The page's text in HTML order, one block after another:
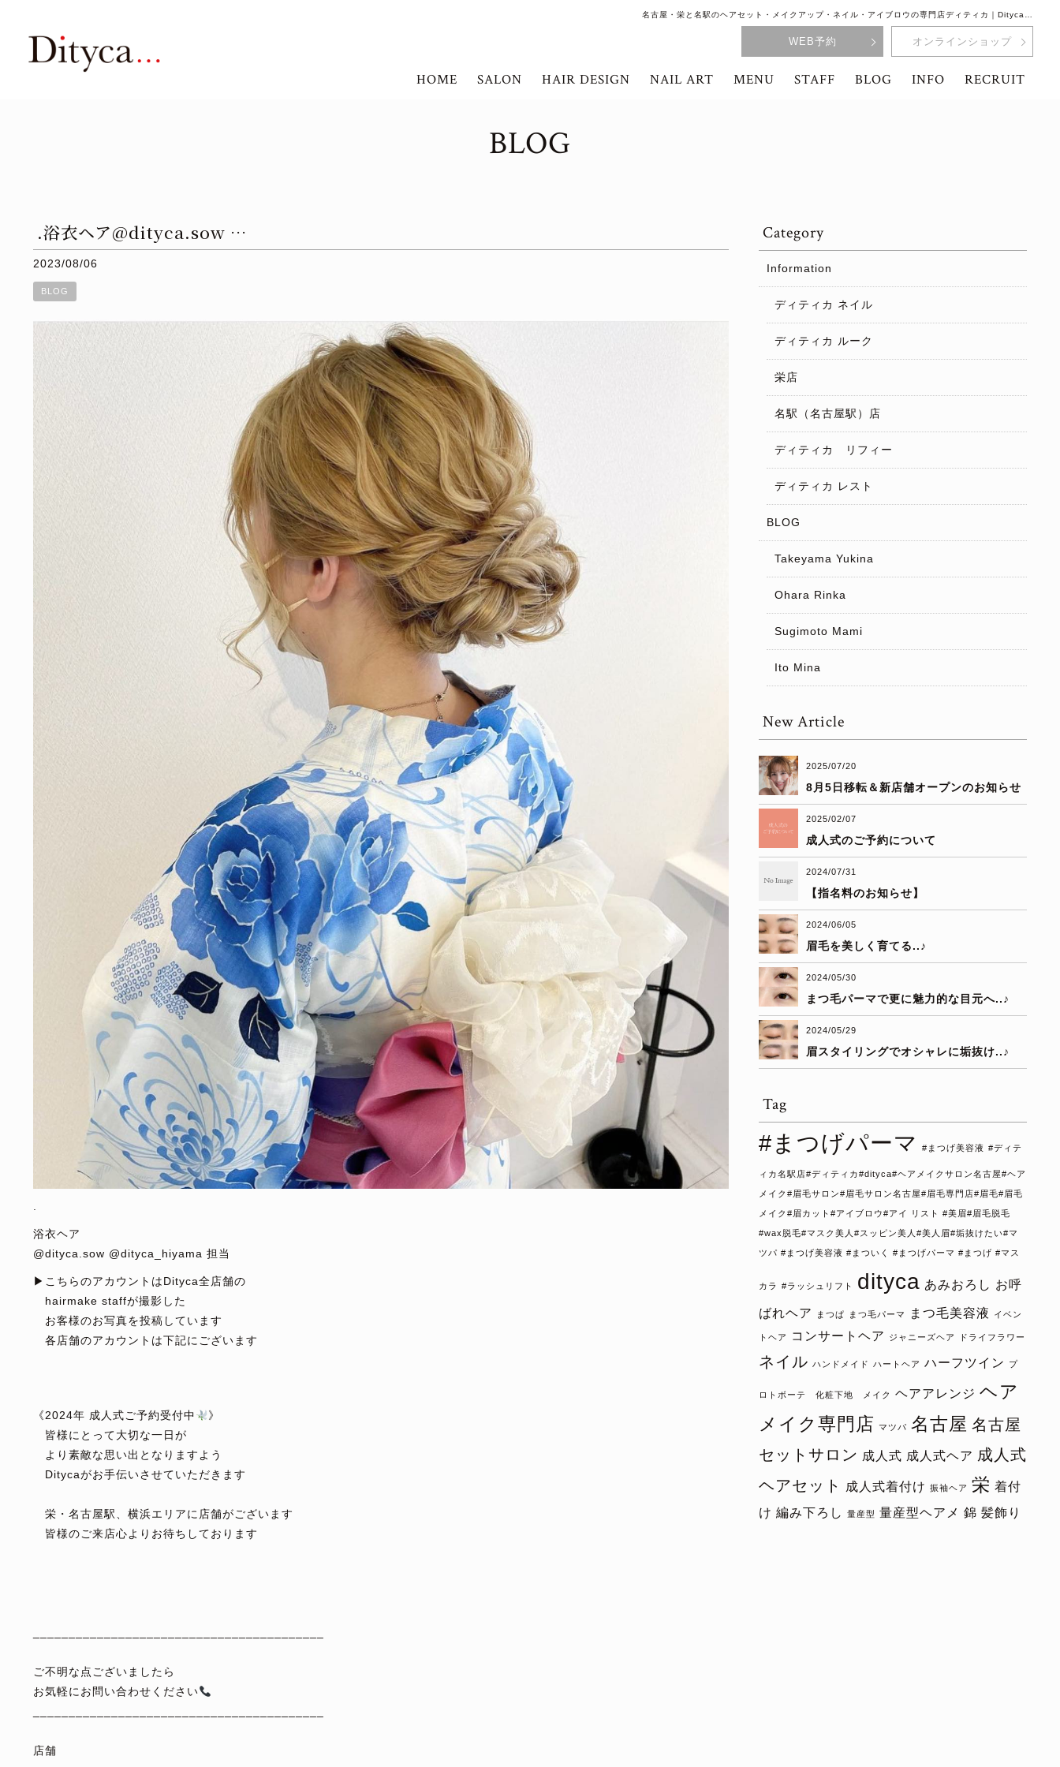
名古屋・栄と名駅のヘアセット・メイクアップ・ネイル・アイブロウの専門店ディティカ｜Dityca…
WEB予約 オンラインショップ
HOME SALON HAIR DESIGN NAIL ART MENU STAFF BLOG INFO RECRUIT
BLOG
.浴衣ヘア@dityca.sow …
2023/08/06
BLOG
浴衣ヘア
@dityca.sow @dityca_hiyama 担当
▶︎こちらのアカウントはDityca全店舗の
hairmake staffが撮影した
お客様のお写真を投稿しています
各店舗のアカウントは下記にございます
《2024年 成人式ご予約受付中
》
皆様にとって大切な一日が
より素敵な思い出となりますよう
Ditycaがお手伝いさせていただきます
栄・名古屋駅、横浜エリアに店舗がございます
皆様のご来店心よりお待ちしております
ご不明な点ございましたら
お気軽にお問い合わせください
店舗
Category
Information
ディティカ ネイル
ディティカ ルーク
栄店
名駅（名古屋駅）店
ディティカ リフィー
ディティカ レスト
BLOG
Takeyama Yukina
Ohara Rinka
Sugimoto Mami
Ito Mina
New Article
2025/07/20
8月5日移転＆新店舗オープンのお知らせ
2025/02/07
成人式のご予約について
2024/07/31
【指名料のお知らせ】
2024/06/05
眉毛を美しく育てる..♪
2024/05/30
まつ毛パーマで更に魅力的な目元へ..♪
2024/05/29
眉スタイリングでオシャレに垢抜け..♪
Tag
#まつげパーマ #まつげ美容液 #ディテ
ィカ名駅店#ディティカ#dityca#ヘアメイクサロン名古屋#ヘア
メイク#眉毛サロン#眉毛サロン名古屋#眉毛専門店#眉毛#眉毛
メイク#眉カット#アイブロウ#アイ リスト #美眉#眉毛脱毛
#wax脱毛#マスク美人#スッピン美人#美人眉#垢抜けたい#マ
ツパ #まつげ美容液 #まついく #まつげパーマ #まつげ #マス
カラ #ラッシュリフト dityca あみおろし お呼
ばれヘア
まつぱ まつ毛パーマ まつ毛美容液 イベン
トヘア コンサートヘア ジャニーズヘア ドライフラワー
ネイル ハンドメイド ハートヘア ハーフツイン プ
ロトボーテ 化粧下地 メイク ヘアアレンジ ヘア
メイク専門店 マツパ 名古屋 名古屋
セットサロン 成人式 成人式ヘア 成人式
ヘアセット
成人式着付け 振袖ヘア 栄 着付
け 編み下ろし 量産型 量産型ヘアメ 錦 髪飾り